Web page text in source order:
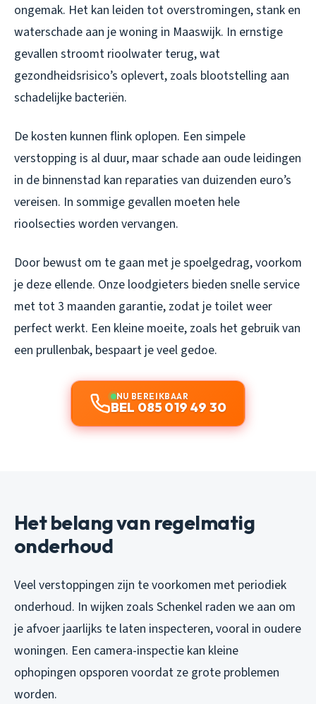
ongemak. Het kan leiden tot overstromingen, stank en
waterschade aan je woning in Maaswijk. In ernstige
gevallen stroomt rioolwater terug, wat
gezondheidsrisico’s oplevert, zoals blootstelling aan
schadelijke bacteriën.
De kosten kunnen flink oplopen. Een simpele
verstopping is al duur, maar schade aan oude leidingen
in de binnenstad kan reparaties van duizenden euro’s
vereisen. In sommige gevallen moeten hele
rioolsecties worden vervangen.
Door bewust om te gaan met je spoelgedrag, voorkom
je deze ellende. Onze loodgieters bieden snelle service
met tot 3 maanden garantie, zodat je toilet weer
perfect werkt. Een kleine moeite, zoals het gebruik van
een prullenbak, bespaart je veel gedoe.
NU BEREIKBAAR
BEL 085 019 49 30
Het belang van regelmatig
onderhoud
Veel verstoppingen zijn te voorkomen met periodiek
onderhoud. In wijken zoals Schenkel raden we aan om
je afvoer jaarlijks te laten inspecteren, vooral in oudere
woningen. Een camera-inspectie kan kleine
ophopingen opsporen voordat ze grote problemen
worden.